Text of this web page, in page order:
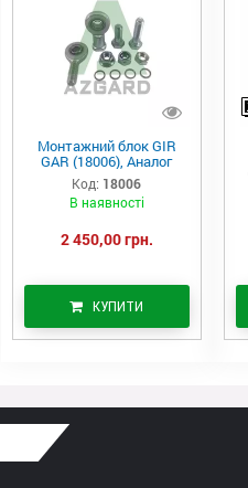
Монтажний блок GIR
GAR (18006), Аналог
Код: 18006
В наявності
2 450,00 грн.
КУПИТИ